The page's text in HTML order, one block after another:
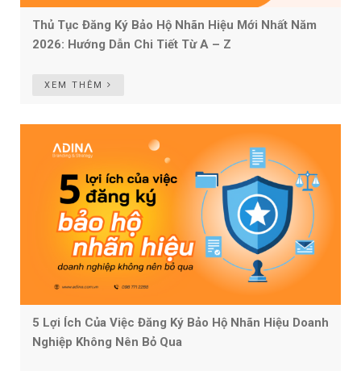
Thủ Tục Đăng Ký Bảo Hộ Nhãn Hiệu Mới Nhất Năm
2026: Hướng Dẫn Chi Tiết Từ A – Z
XEM THÊM
5 Lợi Ích Của Việc Đăng Ký Bảo Hộ Nhãn Hiệu Doanh
Nghiệp Không Nên Bỏ Qua